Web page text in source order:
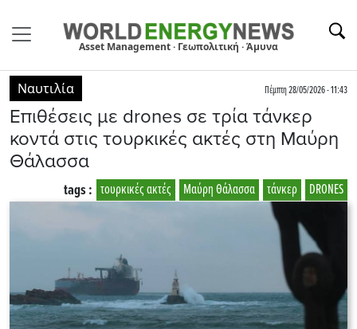
Asset Management · Γεωπολιτική · Άμυνα
Ναυτιλία Πέμπτη 28/05/2026 - 11:43
Eπιθέσεις με drones σε τρία τάνκερ
κοντά στις τουρκικές ακτές στη Μαύρη
Θάλασσα
DRONES
τάνκερ
Μαύρη Θάλασσα
τουρκικές ακτές
tags :